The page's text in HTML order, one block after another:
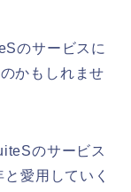
のサービスに
かもしれませ
のサービス
愛用していく